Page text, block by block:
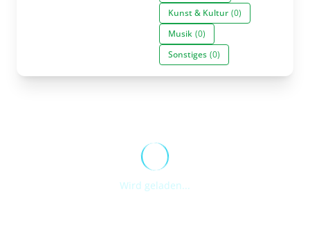
Kunst & Kultur (0)
Musik (0)
Sonstiges (0)
Wird geladen...